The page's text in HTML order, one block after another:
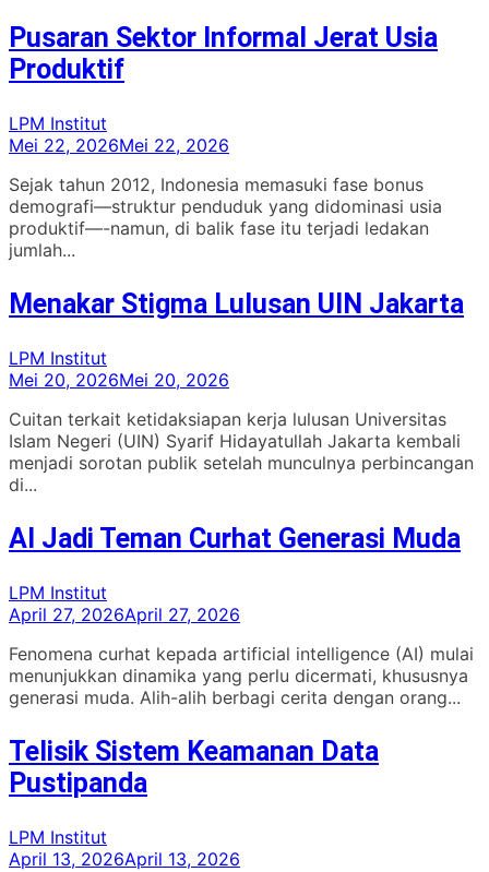
Pusaran Sektor Informal Jerat Usia
Produktif
LPM Institut
Mei 22, 2026Mei 22, 2026
Sejak tahun 2012, Indonesia memasuki fase bonus
demografi—struktur penduduk yang didominasi usia
produktif—-namun, di balik fase itu terjadi ledakan
jumlah...
Menakar Stigma Lulusan UIN Jakarta
LPM Institut
Mei 20, 2026Mei 20, 2026
Cuitan terkait ketidaksiapan kerja lulusan Universitas
Islam Negeri (UIN) Syarif Hidayatullah Jakarta kembali
menjadi sorotan publik setelah munculnya perbincangan
di...
AI Jadi Teman Curhat Generasi Muda
LPM Institut
April 27, 2026April 27, 2026
Fenomena curhat kepada artificial intelligence (AI) mulai
menunjukkan dinamika yang perlu dicermati, khususnya
generasi muda. Alih-alih berbagi cerita dengan orang...
Telisik Sistem Keamanan Data
Pustipanda
LPM Institut
April 13, 2026April 13, 2026